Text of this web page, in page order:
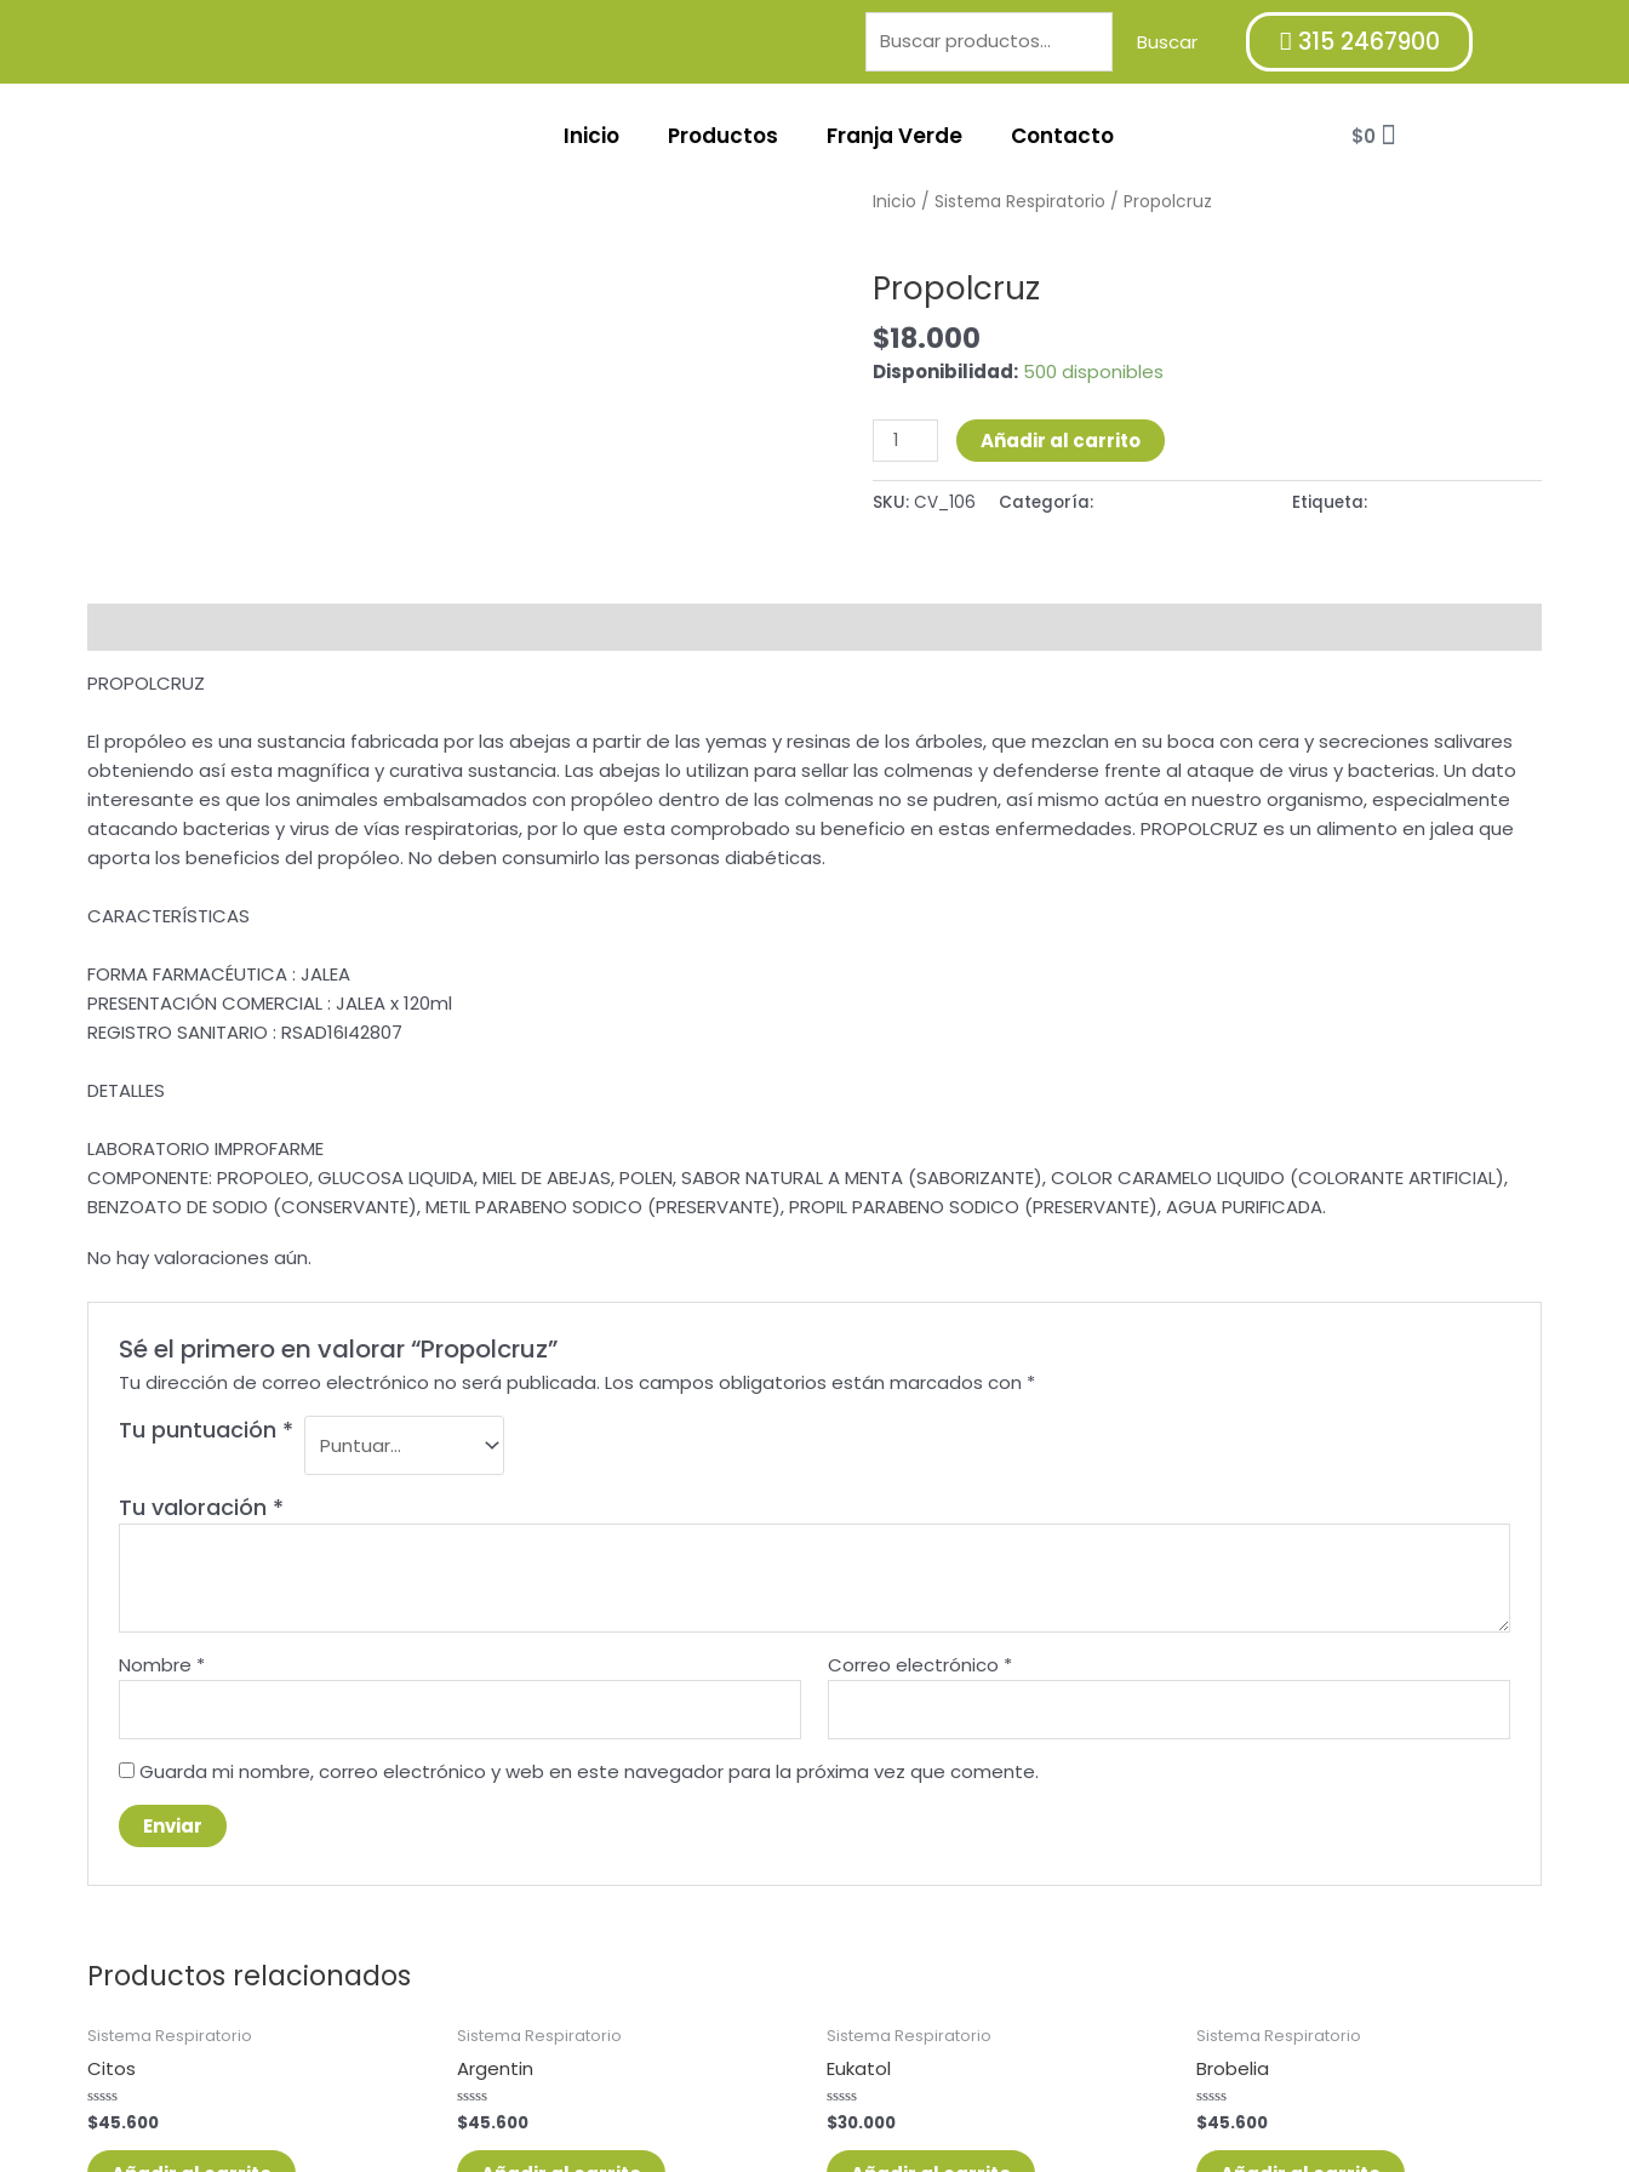
por:
Buscar 315 2467900
Inicio Productos Franja Verde Contacto $0
Inicio / Sistema Respiratorio / Propolcruz
Propolcruz
$18.000
Disponibilidad: 500 disponibles
Propolcruz
Añadir al carrito
SKU: CV_106 Categoría: Etiqueta:
PROPOLCRUZ
El propóleo es una sustancia fabricada por las abejas a partir de las yemas y resinas de los árboles, que mezclan en su boca con cera y secreciones salivares
obteniendo así esta magnífica y curativa sustancia. Las abejas lo utilizan para sellar las colmenas y defenderse frente al ataque de virus y bacterias. Un dato
interesante es que los animales embalsamados con propóleo dentro de las colmenas no se pudren, así mismo actúa en nuestro organismo, especialmente
atacando bacterias y virus de vías respiratorias, por lo que esta comprobado su beneficio en estas enfermedades. PROPOLCRUZ es un alimento en jalea que
aporta los beneficios del propóleo. No deben consumirlo las personas diabéticas.
CARACTERÍSTICAS
FORMA FARMACÉUTICA : JALEA
PRESENTACIÓN COMERCIAL : JALEA x 120ml
REGISTRO SANITARIO : RSAD16I42807
DETALLES
LABORATORIO IMPROFARME
COMPONENTE: PROPOLEO, GLUCOSA LIQUIDA, MIEL DE ABEJAS, POLEN, SABOR NATURAL A MENTA (SABORIZANTE), COLOR CARAMELO LIQUIDO (COLORANTE ARTIFICIAL),
BENZOATO DE SODIO (CONSERVANTE), METIL PARABENO SODICO (PRESERVANTE), PROPIL PARABENO SODICO (PRESERVANTE), AGUA PURIFICADA.
No hay valoraciones aún.
Sé el primero en valorar “Propolcruz”
Tu dirección de correo electrónico no será publicada. Los campos obligatorios están marcados con *
Tu puntuación *
Tu valoración *
Nombre * Correo electrónico *
Guarda mi nombre, correo electrónico y web en este navegador para la próxima vez que comente.
Productos relacionados
Sistema Respiratorio
Citos
Valorado
con
de
$45.600
Sistema Respiratorio
Argentin
Valorado
con
de
$45.600
Sistema Respiratorio
Eukatol
Valorado
con
de
$30.000
Sistema Respiratorio
Brobelia
Valorado
con
de
$45.600